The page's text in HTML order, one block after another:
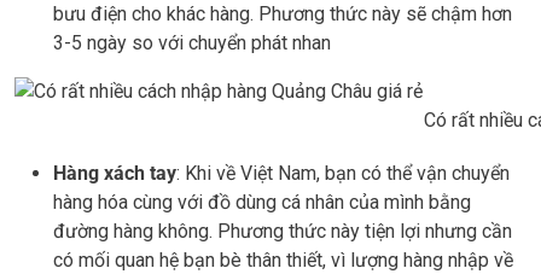
bưu điện cho khác hàng. Phương thức này sẽ chậm hơn
3-5 ngày so với chuyển phát nhan
Có rất nhiều
Hàng xách tay: Khi về Việt Nam, bạn có thể vận chuyển
hàng hóa cùng với đồ dùng cá nhân của mình bằng
đường hàng không. Phương thức này tiện lợi nhưng cần
có mối quan hệ bạn bè thân thiết, vì lượng hàng nhập về